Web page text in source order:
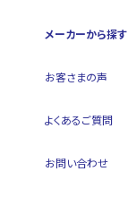
メーカーから探す
お客さまの声
よくあるご質問
お問い合わせ